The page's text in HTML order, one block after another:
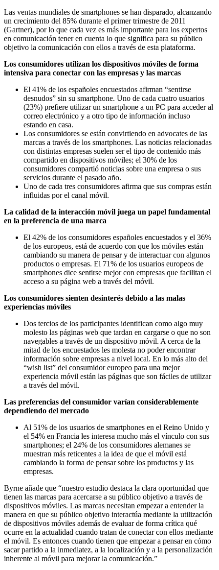
Las ventas mundiales de smartphones se han disparado, alcanzando
un crecimiento del 85% durante el primer trimestre de 2011
(Gartner), por lo que cada vez es más importante para los expertos
en comunicación tener en cuenta lo que significa para su público
objetivo la comunicación con ellos a través de esta plataforma.
Los consumidores utilizan los dispositivos móviles de forma
intensiva para conectar con las empresas y las marcas
El 41% de los españoles encuestados afirman “sentirse
desnudos” sin su smartphone. Uno de cada cuatro usuarios
(23%) prefiere utilizar un smartphone a un PC para acceder al
correo electrónico y a otro tipo de información incluso
estando en casa.
Los consumidores se están convirtiendo en advocates de las
marcas a través de los smartphones. Las noticias relacionadas
con distintas empresas suelen ser el tipo de contenido más
compartido en dispositivos móviles; el 30% de los
consumidores compartió noticias sobre una empresa o sus
servicios durante el pasado año.
Uno de cada tres consumidores afirma que sus compras están
influidas por el canal móvil.
La calidad de la interacción móvil juega un papel fundamental
en la preferencia de una marca
El 42% de los consumidores españoles encuestados y el 36%
de los europeos, está de acuerdo con que los móviles están
cambiando su manera de pensar y de interactuar con algunos
productos o empresas. El 71% de los usuarios europeos de
smartphones dice sentirse mejor con empresas que facilitan el
acceso a su página web a través del móvil.
Los consumidores sienten desinterés debido a las malas
experiencias móviles
Dos tercios de los participantes identifican como algo muy
molesto las páginas web que tardan en cargarse o que no son
navegables a través de un dispositivo móvil. A cerca de la
mitad de los encuestados les molesta no poder encontrar
información sobre empresas a nivel local. En lo más alto del
“wish list” del consumidor europeo para una mejor
experiencia móvil están las páginas que son fáciles de utilizar
a través del móvil.
Las preferencias del consumidor varían considerablemente
dependiendo del mercado
Al 51% de los usuarios de smartphones en el Reino Unido y
el 54% en Francia les interesa mucho más el vínculo con sus
smartphones; el 24% de los consumidores alemanes se
muestran más reticentes a la idea de que el móvil está
cambiando la forma de pensar sobre los productos y las
empresas.
Byrne añade que “nuestro estudio destaca la clara oportunidad que
tienen las marcas para acercarse a su público objetivo a través de
dispositivos móviles. Las marcas necesitan empezar a entender la
manera en que su público objetivo interactúa mediante la utilización
de dispositivos móviles además de evaluar de forma crítica qué
ocurre en la actualidad cuando tratan de conectar con ellos mediante
el móvil. Es entonces cuando tienen que empezar a pensar en cómo
sacar partido a la inmediatez, a la localización y a la personalización
inherente al móvil para mejorar la comunicación.”